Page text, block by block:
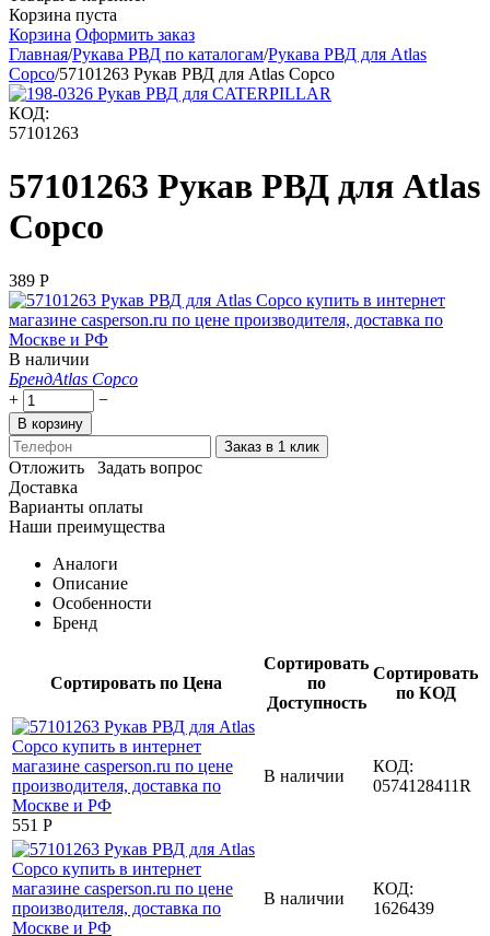
Корзина пуста
Корзина Оформить заказ
Главная/Рукава РВД по каталогам/Рукава РВД для Atlas
Copco/57101263 Рукав РВД для Atlas Copco
КОД:
57101263
57101263 Рукав РВД для Atlas
Copco
‍389‍ Р
В наличии
БрендAtlas Copco
+
−
В корзину
Заказ в 1 клик
Отложить
Задать вопрос
Доставка
Варианты оплаты
Наши преимущества
Аналоги
Описание
Особенности
Бренд
Сортировать по Цена
Сортировать
по
Доступность
Сортировать
по КОД
‍551‍ Р
В наличии
КОД:
0574128411R
В наличии
КОД:
1626439